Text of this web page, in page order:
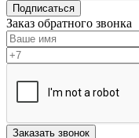
Подписаться
Заказ обратного звонка
Заказать звонок